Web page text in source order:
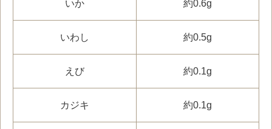
いか 約0.6g
いわし 約0.5g
えび 約0.1g
カジキ 約0.1g